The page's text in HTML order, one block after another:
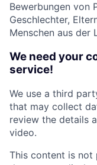
Bewerbungen von
Geschlechter,
Menschen aus der
We need your
service!
We use a third
that may collect
review the details
video.
This content is